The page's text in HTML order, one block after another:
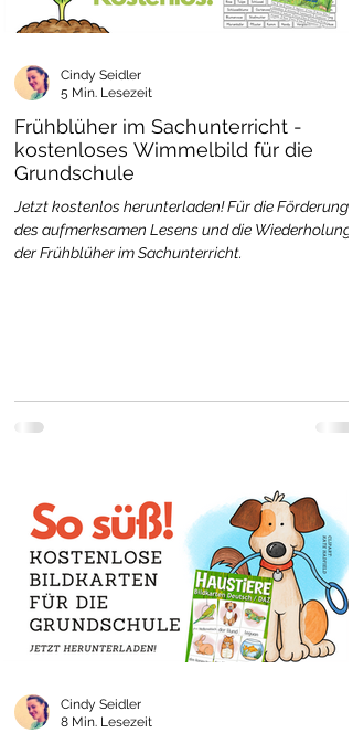
Frühblüher im Sachunterricht -
kostenloses Wimmelbild für die
Grundschule
Jetzt kostenlos herunterladen! Für die Förderung
des aufmerksamen Lesens und die Wiederholung
der Frühblüher im Sachunterricht.
Cindy Seidler
5 Min. Lesezeit
Cindy Seidler
8 Min. Lesezeit